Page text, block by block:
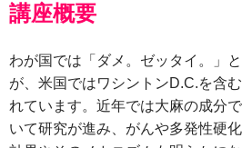
講座概要
わが国では「ダメ。ゼッタイ。」
が、米国ではワシントンD.C.を含
れています。近年では大麻の成分
いて研究が進み、がんや多発性硬